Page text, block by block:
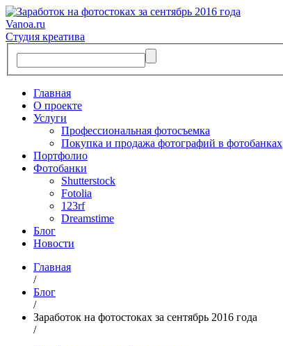
Vanoa.ru
Студия креатива
Главная
О проекте
Услуги
Профессиональная фотосъемка
Покупка и продажа фотографий в фотобанках
Портфолио
Фотобанки
Shutterstock
Fotolia
123rf
Dreamstime
Блог
Новости
Главная
/
Блог
/
Заработок на фотостоках за сентябрь 2016 года
/